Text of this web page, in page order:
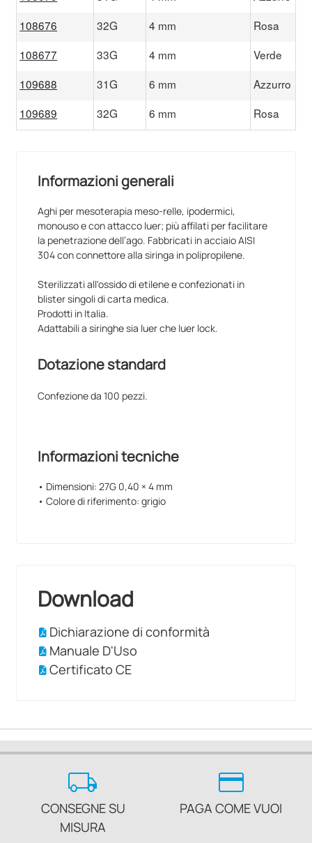
108676
32G 4 mm Rosa
108677
33G 4 mm Verde
109688
31G 6 mm Azzurro
109689
32G 6 mm Rosa
Informazioni generali
Aghi per mesoterapia meso-relle, ipodermici,
monouso e con attacco luer; più affilati per facilitare
la penetrazione dell’ago. Fabbricati in acciaio AISI
304 con connettore alla siringa in polipropilene.
Sterilizzati all'ossido di etilene e confezionati in
blister singoli di carta medica.
Prodotti in Italia.
Adattabili a siringhe sia luer che luer lock.
Dotazione standard
Confezione da 100 pezzi.
Informazioni tecniche
• Dimensioni: 27G 0,40 × 4 mm
• Colore di riferimento: grigio
Download
Dichiarazione di conformità
Manuale D'Uso
Certificato CE
local_shipping
CONSEGNE SU
MISURA
credit_card
PAGA COME VUOI